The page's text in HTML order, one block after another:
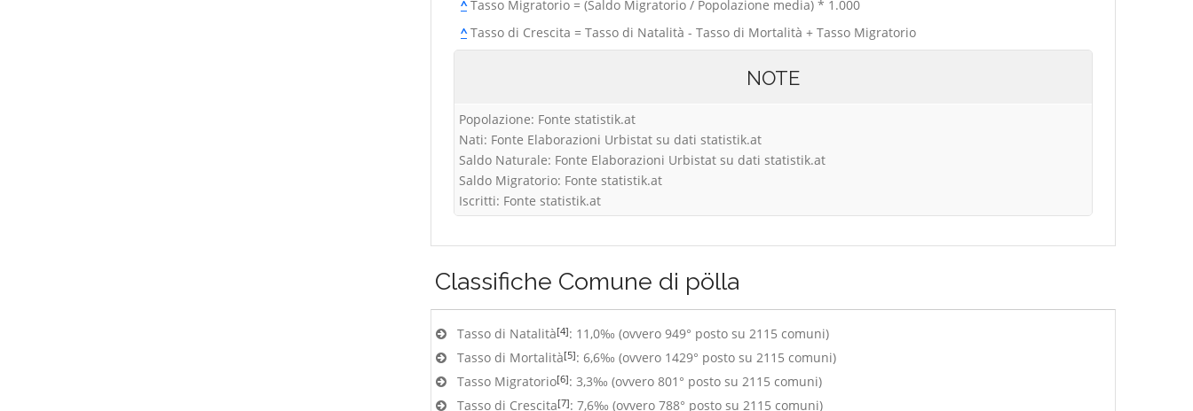
^Tasso Migratorio = (Saldo Migratorio / Popolazione media) * 1.000
^Tasso di Crescita = Tasso di Natalità - Tasso di Mortalità + Tasso Migratorio
NOTE
Popolazione: Fonte statistik.at
Nati: Fonte Elaborazioni Urbistat su dati statistik.at
Saldo Naturale: Fonte Elaborazioni Urbistat su dati statistik.at
Saldo Migratorio: Fonte statistik.at
Iscritti: Fonte statistik.at
Classifiche Comune di pölla
Tasso di Natalità[4]: 11,0‰ (ovvero 949° posto su 2115 comuni)
Tasso di Mortalità[5]: 6,6‰ (ovvero 1429° posto su 2115 comuni)
Tasso Migratorio[6]: 3,3‰ (ovvero 801° posto su 2115 comuni)
Tasso di Crescita[7]: 7,6‰ (ovvero 788° posto su 2115 comuni)